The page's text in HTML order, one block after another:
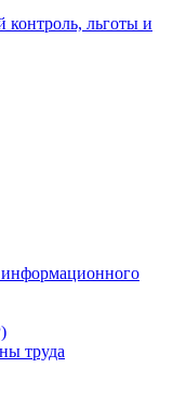
льготы и
информационного
труда